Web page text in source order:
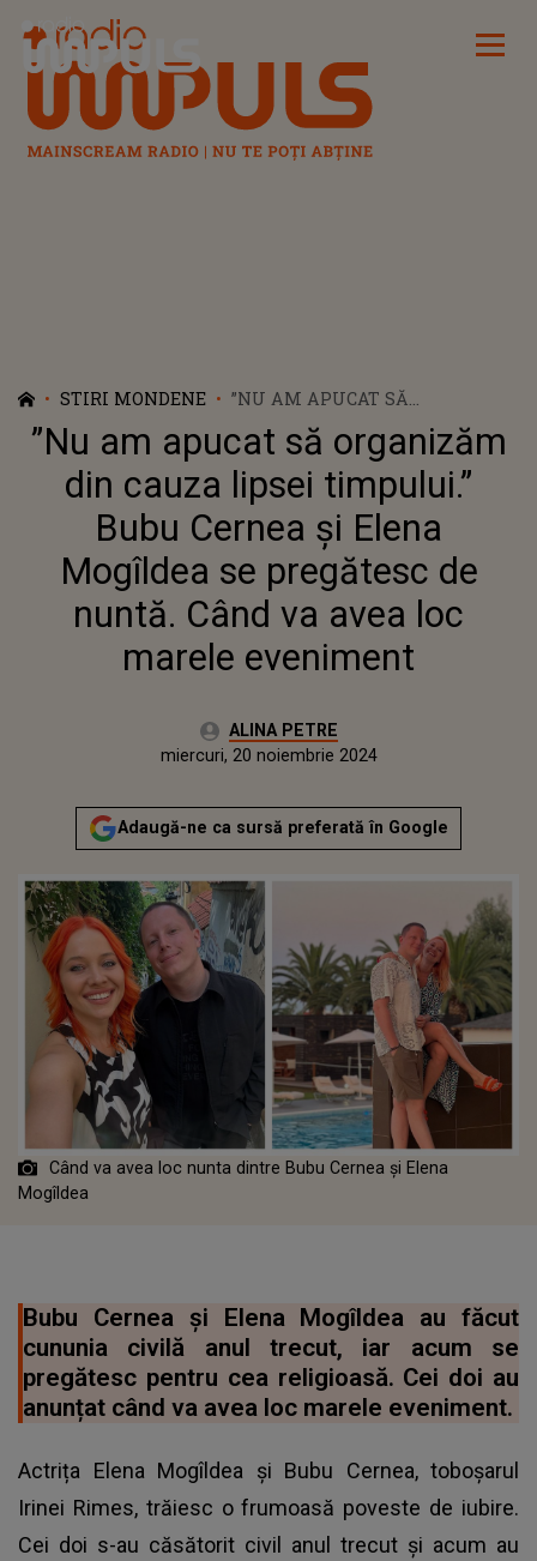
Radio Impuls
STIRI MONDENE
”NU AM APUCAT SĂ
ORGANIZĂM DIN CAUZA LIPSEI
TIMPULUI.” BUBU CERNEA ȘI
ELENA MOGÎLDEA SE
PREGĂTESC DE NUNTĂ. CÂND
VA AVEA LOC MARELE
EVENIMENT
”Nu am apucat să organizăm
din cauza lipsei timpului.”
Bubu Cernea și Elena
Mogîldea se pregătesc de
nuntă. Când va avea loc
marele eveniment
Autor:ALINA PETRE
luni, 20 noiembrie 2023Actualizat:
miercuri, 20 noiembrie 2024
Adaugă-ne ca sursă preferată în Google
Când va avea loc nunta dintre Bubu Cernea și Elena
Mogîldea
Bubu Cernea și Elena Mogîldea au făcut
cununia civilă anul trecut, iar acum se
pregătesc pentru cea religioasă. Cei doi au
anunțat când va avea loc marele eveniment.
Actrița Elena Mogîldea și Bubu Cernea, toboșarul
Irinei Rimes, trăiesc o frumoasă poveste de iubire.
Cei doi s-au căsătorit civil anul trecut și acum au